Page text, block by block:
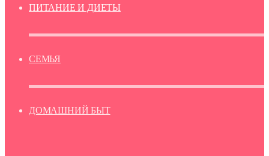
ПИТАНИЕ И ДИЕТЫ
СЕМЬЯ
ДОМАШНИЙ БЫТ